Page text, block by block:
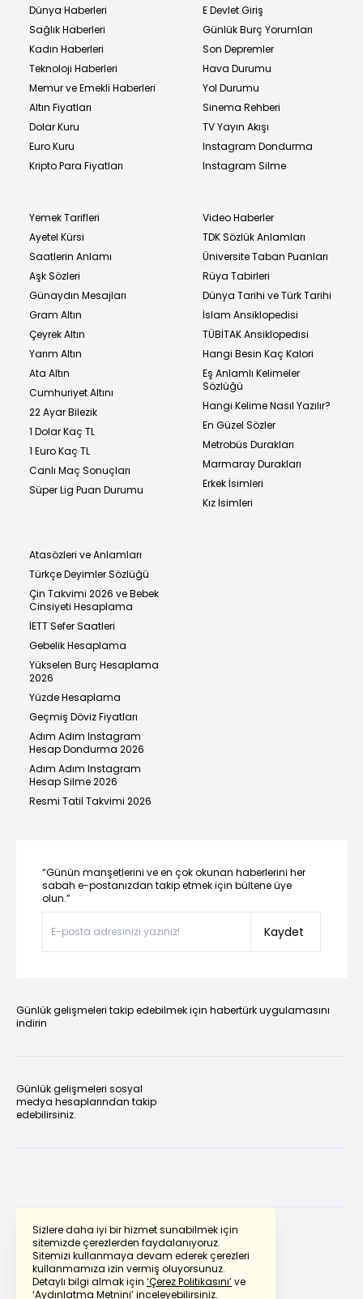
Sizlere daha iyi bir hizmet sunabilmek için
sitemizde çerezlerden faydalanıyoruz.
Sitemizi kullanmaya devam ederek çerezleri
kullanmamıza izin vermiş oluyorsunuz.
Detaylı bilgi almak için ‘Çerez Politikasını’ve
‘Aydınlatma Metnini’inceleyebilirsiniz.
Dünya Haberleri
Sağlık Haberleri
Kadın Haberleri
Teknoloji Haberleri
Memur ve Emekli Haberleri
Altın Fiyatları
Dolar Kuru
Euro Kuru
Kripto Para Fiyatları
E Devlet Giriş
Günlük Burç Yorumları
Son Depremler
Hava Durumu
Yol Durumu
Sinema Rehberi
TV Yayın Akışı
Instagram Dondurma
Instagram Silme
Yemek Tarifleri
Ayetel Kürsi
Saatlerin Anlamı
Aşk Sözleri
Günaydın Mesajları
Gram Altın
Çeyrek Altın
Yarım Altın
Ata Altın
Cumhuriyet Altını
22 Ayar Bilezik
1 Dolar Kaç TL
1 Euro Kaç TL
Canlı Maç Sonuçları
Süper Lig Puan Durumu
Video Haberler
TDK Sözlük Anlamları
Üniversite Taban Puanları
Rüya Tabirleri
Dünya Tarihi ve Türk Tarihi
İslam Ansiklopedisi
TÜBİTAK Ansiklopedisi
Hangi Besin Kaç Kalori
Eş Anlamlı Kelimeler
Sözlüğü
Hangi Kelime Nasıl Yazılır?
En Güzel Sözler
Metrobüs Durakları
Marmaray Durakları
Erkek İsimleri
Kız İsimleri
Atasözleri ve Anlamları
Türkçe Deyimler Sözlüğü
Çin Takvimi 2026 ve Bebek
Cinsiyeti Hesaplama
İETT Sefer Saatleri
Gebelik Hesaplama
Yükselen Burç Hesaplama
2026
Yüzde Hesaplama
Geçmiş Döviz Fiyatları
Adım Adım Instagram
Hesap Dondurma 2026
Adım Adım Instagram
Hesap Silme 2026
Resmi Tatil Takvimi 2026
“Günün manşetlerini ve en çok okunan haberlerini her
sabah e-postanızdan takip etmek için bültene üye
olun.”
Kaydet
Günlük gelişmeleri takip edebilmek için habertürk uygulamasını
indirin
Günlük gelişmeleri sosyal
medya hesaplarından takip
edebilirsiniz.
Powered by Translate